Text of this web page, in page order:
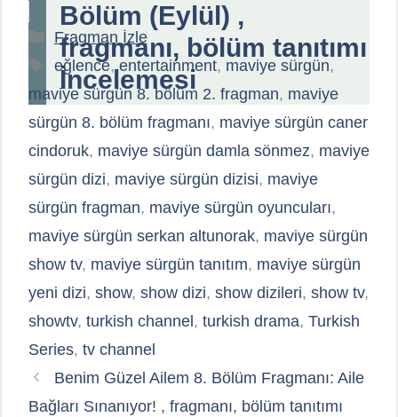
Bölüm (Eylül) ,
fragmanı, bölüm tanıtımı
İncelemesi
Kategoriler
Fragman İzle
Etiketler
eğlence,entertainment, maviye sürgün,
maviye sürgün 8. bölüm 2. fragman, maviye
sürgün 8. bölüm fragmanı, maviye sürgün caner
cindoruk, maviye sürgün damla sönmez, maviye
sürgün dizi, maviye sürgün dizisi, maviye
sürgün fragman, maviye sürgün oyuncuları,
maviye sürgün serkan altunorak, maviye sürgün
show tv, maviye sürgün tanıtım, maviye sürgün
yeni dizi, show, show dizi, show dizileri, show tv,
showtv, turkish channel , turkish drama, Turkish
Series, tv channel
Benim Güzel Ailem 8. Bölüm Fragmanı: Aile
Bağları Sınanıyor! , fragmanı, bölüm tanıtımı